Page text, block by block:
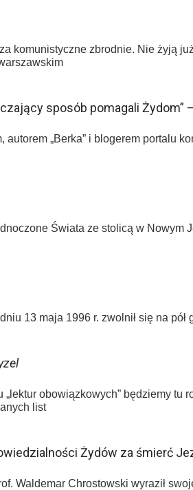
komunistyczne zbrodnie. Nie żyją
sposób pomagali Żydom” –
autorem „Berka” i blogerem portalu
Świata ze stolicą w Nowym
13 maja 1996 r. zwolnił się na
obowiązkowych” będziemy tu
list
Żydów za śmierć
Waldemar Chrostowski wyraził